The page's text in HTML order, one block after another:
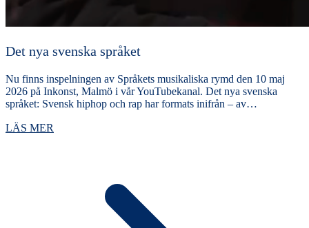
Det nya svenska språket
Nu finns inspelningen av Språkets musikaliska rymd den 10 maj
2026 på Inkonst, Malmö i vår YouTubekanal. Det nya svenska
språket: Svensk hiphop och rap har formats inifrån – av…
LÄS MER